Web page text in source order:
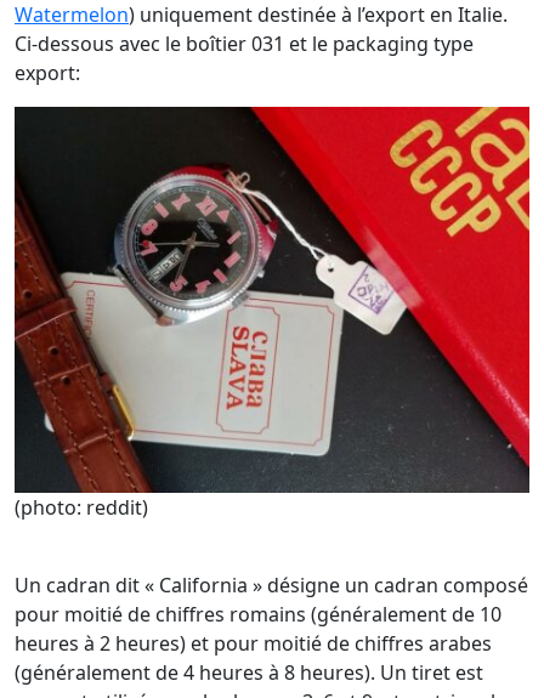
Watermelon) uniquement destinée à l’export en Italie.
Ci-dessous avec le boîtier 031 et le packaging type
export:
(photo: reddit)
Un cadran dit « California » désigne un cadran composé
pour moitié de chiffres romains (généralement de 10
heures à 2 heures) et pour moitié de chiffres arabes
(généralement de 4 heures à 8 heures). Un tiret est